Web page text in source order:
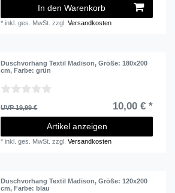
In den Warenkorb
*inkl. ges. MwSt. zzgl.Versandkosten
Duschvorhang Textil Madison, Größe: 180x200
cm, Farbe: grün
UVP 19,99 € 10,00 € *
Artikel anzeigen
*inkl. ges. MwSt. zzgl.Versandkosten
Duschvorhang Textil Madison, Größe: 120x200
cm, Farbe: blau